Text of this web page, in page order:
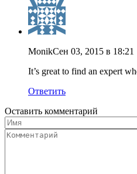
MonikСен 03, 2015 в 18:21
It’s great to find an expert
Ответить
Оставить комментарий